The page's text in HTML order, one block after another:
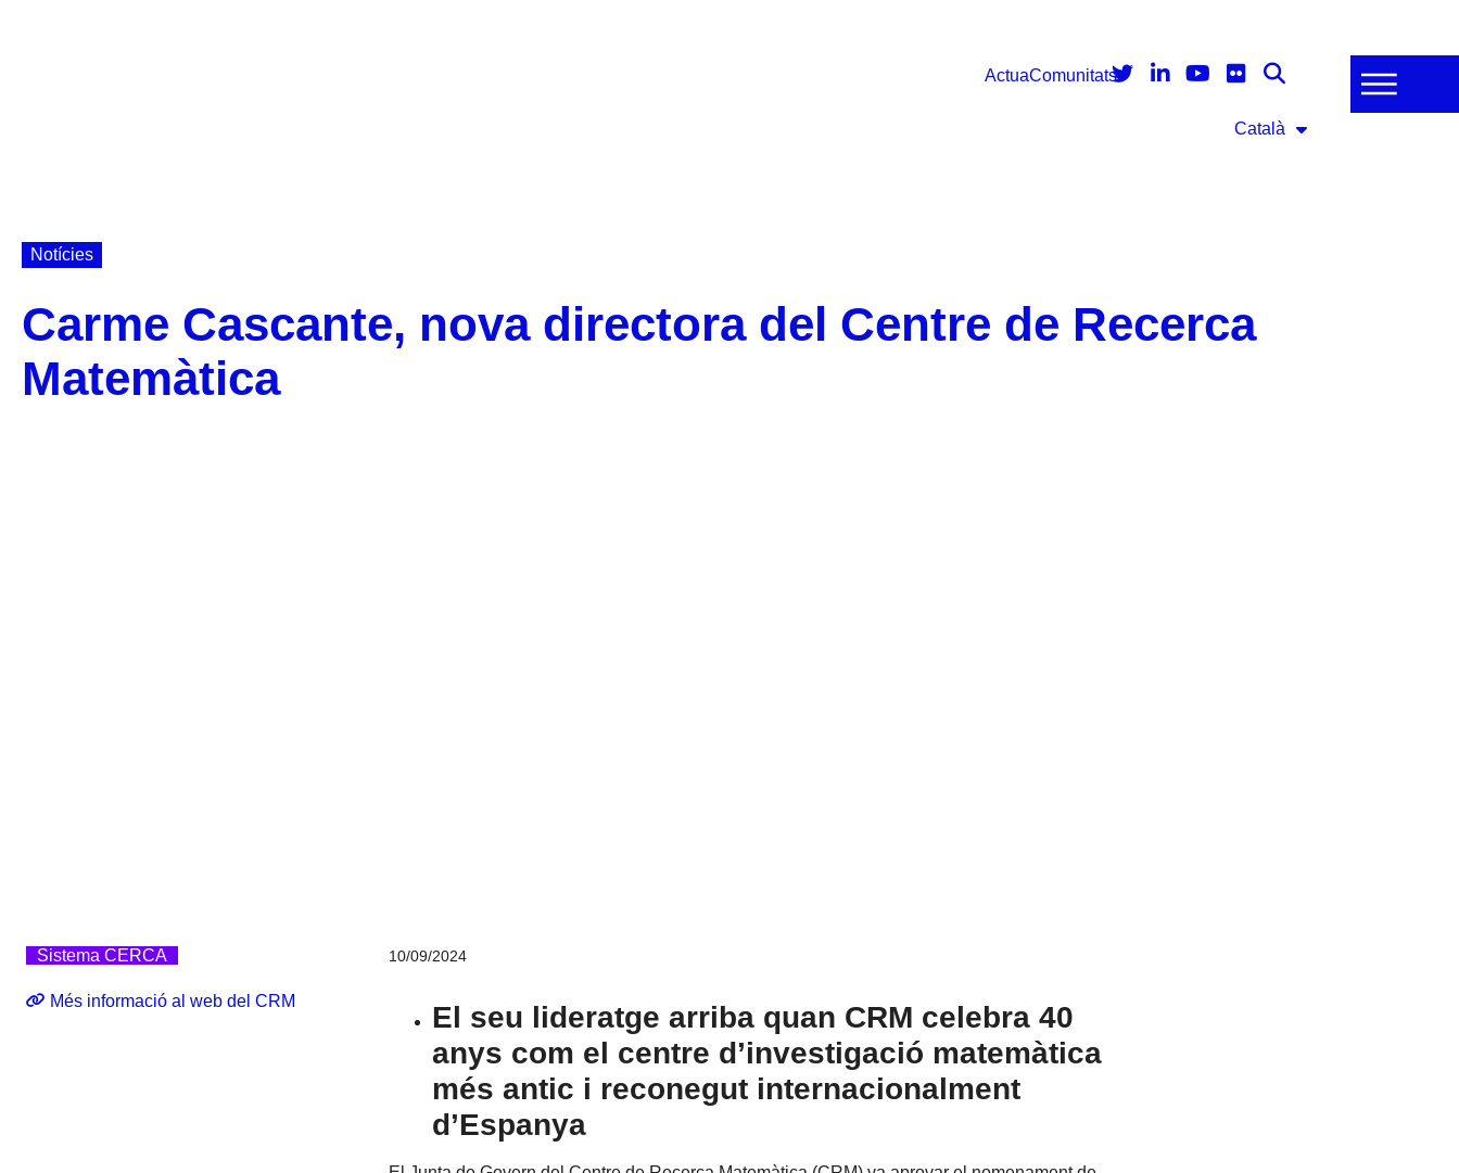
ActuaComunitats
Català
Notícies
Carme Cascante, nova directora del Centre de Recerca
Matemàtica
Sistema CERCA
Més informació al web del CRM
10/09/2024
El seu lideratge arriba quan CRM celebra 40
anys com el centre d’investigació matemàtica
més antic i reconegut internacionalment
d’Espanya